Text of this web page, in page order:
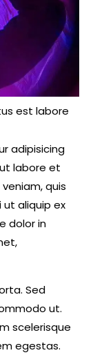
est labore
adipisicing
labore et
quis
aliquip ex
dolor in
Sed
ut.
scelerisque
egestas.